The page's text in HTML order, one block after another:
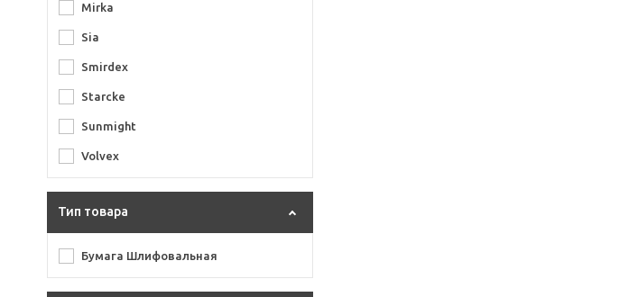
Mirka
Sia
Smirdex
Starcke
Sunmight
Volvex
Тип товара
Бумага Шлифовальная